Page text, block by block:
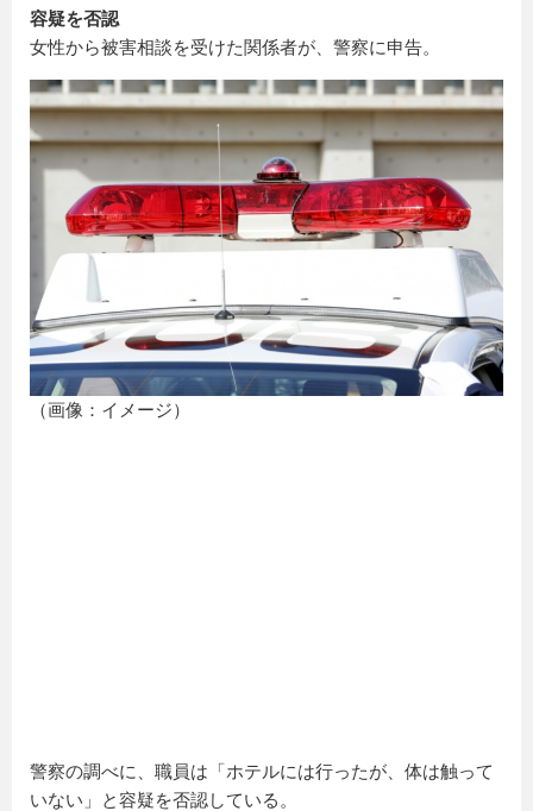
容疑を否認
女性から被害相談を受けた関係者が、警察に申告。
（画像：イメージ）
警察の調べに、職員は「ホテルには行ったが、体は触って
いない」と容疑を否認している。